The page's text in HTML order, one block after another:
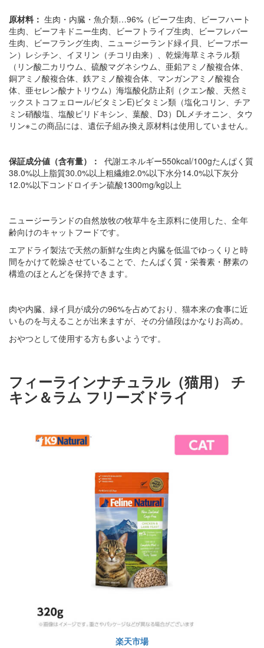
原材料： 生肉・内臓・魚介類…96%（ビーフ生肉、ビーフハート
生肉、ビーフキドニー生肉、ビーフトライプ生肉、ビーフレバー
生肉、ビーフラング生肉、ニュージーランド緑イ貝、ビーフボー
ン）レシチン、イヌリン（チコリ由来）、乾燥海草ミネラル類
（リン酸二カリウム、硫酸マグネシウム、亜鉛アミノ酸複合体、
銅アミノ酸複合体、鉄アミノ酸複合体、マンガンアミノ酸複合
体、亜セレン酸ナトリウム）海塩酸化防止剤（クエン酸、天然ミ
ックストコフェロール/ビタミンE)ビタミン類（塩化コリン、チア
ミン硝酸塩、塩酸ピリドキシン、葉酸、D3）DLメチオニン、タウ
リン※この商品には、遺伝子組み換え原材料は使用していません。
保証成分値（含有量）：
代謝エネルギー550kcal/100gたんぱく質
38.0%以上脂質30.0%以上粗繊維2.0%以下水分14.0%以下灰分
12.0%以下コンドロイチン硫酸1300mg/kg以上
ニュージーランドの自然放牧の牧草牛を主原料に使用した、全年
齢向けのキャットフードです。
エアドライ製法で天然の新鮮な生肉と内臓を低温でゆっくりと時
間をかけて乾燥させていることで、たんぱく質・栄養素・酵素の
構造のほとんどを保持できます。
肉や内臓、緑イ貝が成分の96%を占めており、猫本来の食事に近
いものを与えることが出来ますが、その分値段はかなりお高め。
おやつとして使用する方も多いようです。
フィーラインナチュラル（猫用） チ
キン＆ラム フリーズドライ
楽天市場